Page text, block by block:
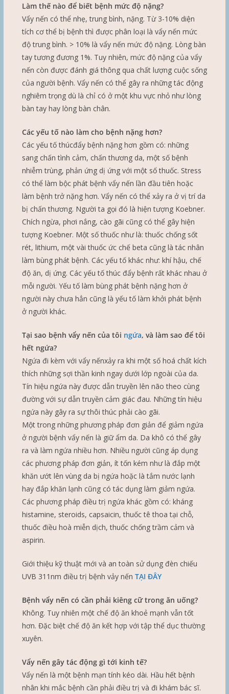
Làm thế nào để biết bệnh mức độ nặng?
Vẩy nến có thể nhẹ, trung bình, nặng. Từ 3-10% diện
tích cơ thể bị bệnh thì được phân loại là vẩy nến mức
độ trung bình. > 10% là vẩy nến mức độ nặng. Lòng bàn
tay tương đương 1%. Tuy nhiên, mức độ nặng của vẩy
nến còn được đánh giá thông qua chất lượng cuộc sống
của người bệnh. Vẩy nến có thể gây ra những tác động
nghiêm trọng dù là chỉ có ở một khu vực nhỏ như lòng
bàn tay hay lòng bàn chân.
Các yếu tố nào làm cho bệnh nặng hơn?
Các yếu tố thúcđẩy bệnh nặng hơn gồm có: những
sang chấn tình cảm, chấn thương da, một số bệnh
nhiễm trùng, phản ứng dị ứng với một số thuốc. Stress
có thể làm bộc phát bệnh vẩy nến lần đầu tiên hoặc
làm bệnh trở nặng hơn. Vẩy nến có thể xảy ra ở vị trí da
bị chấn thương. Người ta gọi đó là hiện tượng Koebner.
Chích ngừa, phơi nắng, cào gãi cũng có thể gây hiện
tượng Koebner. Một số thuốc như là: thuốc chống sốt
rét, lithium, một vài thuốc ức chế beta cũng là tác nhân
làm bùng phát bệnh. Các yếu tố khác như: khí hậu, chế
độ ăn, dị ứng. Các yếu tố thúc đẩy bệnh rất khác nhau ở
mỗi người. Yếu tố làm bùng phát bệnh nặng hơn ở
người này chưa hẳn cũng là yếu tố làm khởi phát bệnh
ở người khác.
Tại sao bệnh vẩy nến của tôi ngứa, và làm sao để tôi
hết ngứa?
Ngứa đi kèm với vẩy nếnxảy ra khi một số hoá chất kích
thích những sợi thần kinh ngay dưới lớp ngoài của da.
Tín hiệu ngứa này được dẫn truyền lên não theo cùng
đường với sự dẫn truyền cảm giác đau. Những tín hiệu
ngứa này gây ra sự thôi thúc phải cào gãi.
Một trong những phương pháp đơn giản để giảm ngứa
ở người bệnh vẩy nến là giữ ẩm da. Da khô có thể gây
ra và làm ngứa nhiều hơn. Nhiều người cũng áp dụng
các phương pháp đơn giản, ít tốn kém như là đắp một
khăn ướt lên vùng da bị ngứa hoặc là tắm nước lạnh
hay đắp khăn lạnh cũng có tác dụng làm giảm ngứa.
Các phương pháp điều trị ngứa khác gồm có: kháng
histamine, steroids, capsaicin, thuốc tê thoa tại chỗ,
thuốc điều hoà miễn dịch, thuốc chống trầm cảm và
aspirin.
Giới thiệu kỹ thuật mới và an toàn sử dụng đèn chiếu
UVB 311nm điều trị bệnh vảy nến TẠI ĐÂY
Bệnh vẩy nến có cần phải kiêng cữ trong ăn uống?
Không. Tuy nhiên một chế độ ăn khoẻ mạnh vẫn tốt
hơn. Đặc biệt chế độ ăn kết hợp với tập thể dục thường
xuyên.
Vẩy nến gây tác động gì tới kinh tế?
Vẩy nến là một bệnh mạn tính kéo dài. Hầu hết bệnh
nhân khi mắc bệnh cần phải điều trị và đi khám bác sĩ.